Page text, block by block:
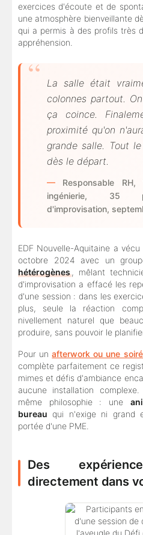
exercices d'écoute et de
une atmosphère bienveillante
qui a permis à des profils très
appréhension.
La salle était
colonnes partout.
ça coince.
proximité qu'on
grande salle. Tout
dès le départ.
Responsable
ingénierie, 35
d'improvisation,
EDF Nouvelle-Aquitaine a
octobre 2024 avec un
hétérogènes , mêlant
d'improvisation a effacé les
d'une session : dans les
plus, seule la réaction
nivellement naturel que
produire, sans pouvoir le
Pour unafterwork ou une
complète parfaitement ce
mimes et défis d'ambiance
aucune installation
même philosophie : une
bureau qui n'exige ni grand
portée d'une PME.
Des
directement dans